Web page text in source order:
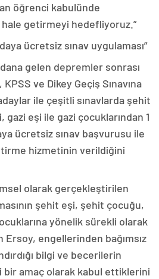
öğrenci kabulünde
hale getirmeyi hedefliyoruz.”
ücretsiz sınav uygulaması”
gelen depremler sonrası
ve Dikey Geçiş Sınavına
ile çeşitli sınavlarda şehit
eşi ile gazi çocuklarından 1
ücretsiz sınav başvurusu ile
hizmetinin verildiğini
olarak gerçekleştirilen
şehit eşi, şehit çocuğu,
yönelik sürekli olarak
engellerinden bağımsız
bilgi ve becerilerin
amaç olarak kabul ettiklerini